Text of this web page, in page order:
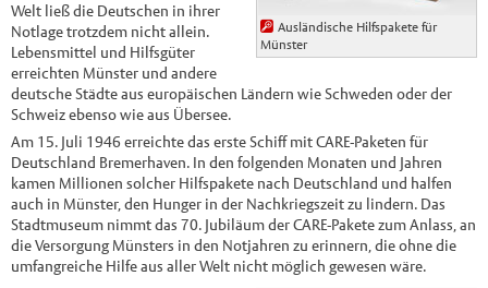
Ausländische Hilfspakete für
Münster
Welt ließ die Deutschen in ihrer
Notlage trotzdem nicht allein.
Lebensmittel und Hilfsgüter
erreichten Münster und andere
deutsche Städte aus europäischen Ländern wie Schweden oder der
Schweiz ebenso wie aus Übersee.
Am 15. Juli 1946 erreichte das erste Schiff mit CARE-Paketen für
Deutschland Bremerhaven. In den folgenden Monaten und Jahren
kamen Millionen solcher Hilfspakete nach Deutschland und halfen
auch in Münster, den Hunger in der Nachkriegszeit zu lindern. Das
Stadtmuseum nimmt das 70. Jubiläum der CARE-Pakete zum Anlass, an
die Versorgung Münsters in den Notjahren zu erinnern, die ohne die
umfangreiche Hilfe aus aller Welt nicht möglich gewesen wäre.